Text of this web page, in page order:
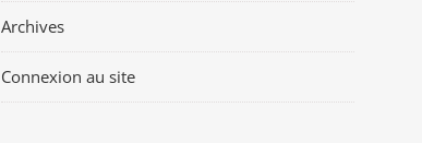
Archives
Connexion au site